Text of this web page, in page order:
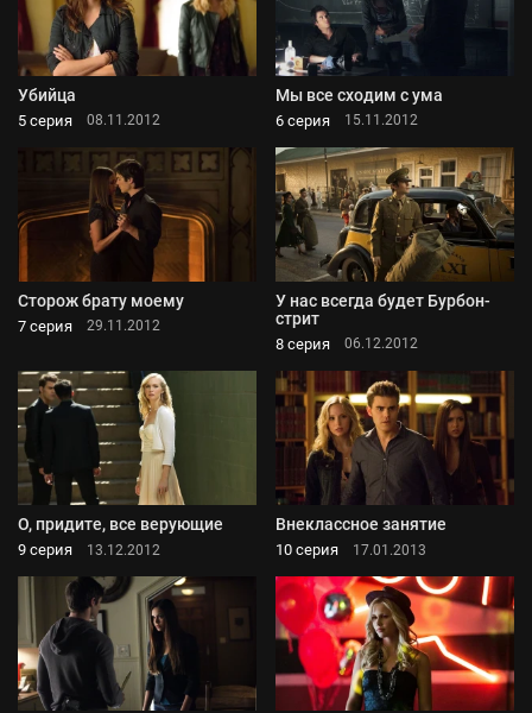
Убийца
5 серия 08.11.2012
Мы все сходим с ума
6 серия 15.11.2012
Сторож брату моему
7 серия 29.11.2012
У нас всегда будет Бурбон-
стрит
8 серия 06.12.2012
О, придите, все верующие
9 серия 13.12.2012
Внеклассное занятие
10 серия 17.01.2013